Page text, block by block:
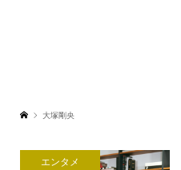
大塚剛央
エンタメ